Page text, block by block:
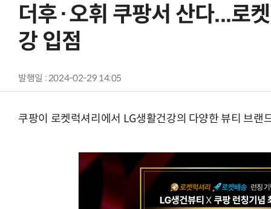
더후·오휘 쿠팡서 산다...로
강 입점
발행일 : 2024-02-29 14:05
쿠팡이 로켓럭셔리에서 LG생활건강의 다양한 뷰티 브랜